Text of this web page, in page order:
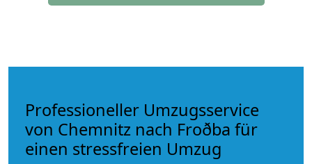
Professioneller Umzugsservice
von Chemnitz nach Froðba für
einen stressfreien Umzug